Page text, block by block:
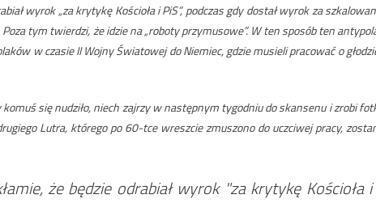
wyrok „za krytykę Kościoła i PiS”, podczas gdy dostał wyrok za
tym twierdzi, że idzie na „roboty przymusowe”. W ten sposób ten
w czasie II Wojny Światowej do Niemiec, gdzie musieli pracować o
komuś się nudziło, niech zajrzy w następnym tygodniu do skansenu i zrobi
Lutra, którego po 60-tce wreszcie zmuszono do uczciwej pracy,
że będzie odrabiał wyrok "za krytykę Kościoła i